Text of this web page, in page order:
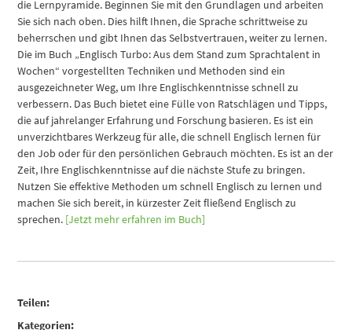
die Lernpyramide. Beginnen Sie mit den Grundlagen und arbeiten
Sie sich nach oben. Dies hilft Ihnen, die Sprache schrittweise zu
beherrschen und gibt Ihnen das Selbstvertrauen, weiter zu lernen.
Die im Buch „Englisch Turbo: Aus dem Stand zum Sprachtalent in
Wochen“ vorgestellten Techniken und Methoden sind ein
ausgezeichneter Weg, um Ihre Englischkenntnisse schnell zu
verbessern. Das Buch bietet eine Fülle von Ratschlägen und Tipps,
die auf jahrelanger Erfahrung und Forschung basieren. Es ist ein
unverzichtbares Werkzeug für alle, die schnell Englisch lernen für
den Job oder für den persönlichen Gebrauch möchten. Es ist an der
Zeit, Ihre Englischkenntnisse auf die nächste Stufe zu bringen.
Nutzen Sie effektive Methoden um schnell Englisch zu lernen und
machen Sie sich bereit, in kürzester Zeit fließend Englisch zu
sprechen. [Jetzt mehr erfahren im Buch]
Teilen:
Kategorien: